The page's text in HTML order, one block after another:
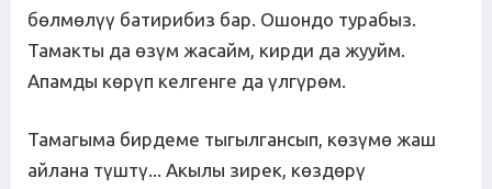
бөлмөлүү батирибиз бар. Ошондо турабыз.
Тамакты да өзүм жасайм, кирди да жууйм.
Апамды көрүп келгенге да үлгүрөм.
Тамагыма бирдеме тыгылгансып, көзүмө жаш
айлана түштү... Акылы зирек, көздөрү